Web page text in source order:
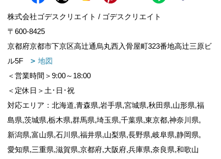
株式会社ゴデスクリエイト / ゴデスクリエイト
〒600-8425
京都府京都市下京区高辻通烏丸西入骨屋町323番地高辻三原ビ
ル5F
地図
＜営業時間＞9:00～18:00
＜定休日＞土･日･祝
対応エリア：北海道,青森県,岩手県,宮城県,秋田県,山形県,福
島県,茨城県,栃木県,群馬県,埼玉県,千葉県,東京都,神奈川県,
新潟県,富山県,石川県,福井県,山梨県,長野県,岐阜県,静岡県,
愛知県,三重県,滋賀県,京都府,大阪府,兵庫県,奈良県,和歌山